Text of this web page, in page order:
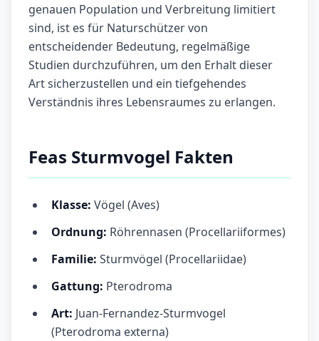
genauen Population und Verbreitung limitiert
sind, ist es für Naturschützer von
entscheidender Bedeutung, regelmäßige
Studien durchzuführen, um den Erhalt dieser
Art sicherzustellen und ein tiefgehendes
Verständnis ihres Lebensraumes zu erlangen.
Feas Sturmvogel Fakten
Klasse: Vögel (Aves)
Ordnung: Röhrennasen (Procellariiformes)
Familie: Sturmvögel (Procellariidae)
Gattung: Pterodroma
Art: Juan-Fernandez-Sturmvogel
(Pterodroma externa)